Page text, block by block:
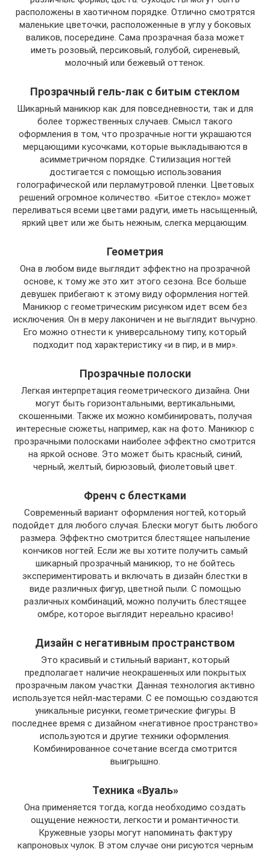
расположены в хаотичном порядке. Отлично смотрятся
маленькие цветочки, расположенные в углу у боковых
валиков, посередине. Сама прозрачная база может
иметь розовый, персиковый, голубой, сиреневый,
молочный или бежевый оттенок.
Прозрачный гель-лак с битым стеклом
Шикарный маникюр как для повседневности, так и для
более торжественных случаев. Смысл такого
оформления в том, что прозрачные ногти украшаются
мерцающими кусочками, которые выкладываются в
асимметричном порядке. Стилизация ногтей
достигается с помощью использования
голографической или перламутровой пленки. Цветовых
решений огромное количество. «Битое стекло» может
переливаться всеми цветами радуги, иметь насыщенный,
яркий цвет или же быть нежным, слегка мерцающим.
Геометрия
Она в любом виде выглядит эффектно на прозрачной
основе, к тому же это хит этого сезона. Все больше
девушек прибегают к этому виду оформления ногтей.
Маникюр с геометрическим рисунком идет всем без
исключения. Он в меру лаконичен и не выглядит вычурно.
Его можно отнести к универсальному типу, который
подходит под характеристику «и в пир, и в мир».
Прозрачные полоски
Легкая интерпретация геометрического дизайна. Они
могут быть горизонтальными, вертикальными,
скошенными. Также их можно комбинировать, получая
интересные сюжеты, например, как на фото. Маникюр с
прозрачными полосками наиболее эффектно смотрится
на яркой основе. Это может быть красный, синий,
черный, желтый, бирюзовый, фиолетовый цвет.
Френч с блестками
Современный вариант оформления ногтей, который
подойдет для любого случая. Блески могут быть любого
размера. Эффектно смотрится блестящее напыление
кончиков ногтей. Если же вы хотите получить самый
шикарный прозрачный маникюр, то не бойтесь
экспериментировать и включать в дизайн блестки в
виде различных фигур, цветной пыли. С помощью
различных комбинаций, можно получить блестящее
омбре, которое выглядит нереально красиво!
Дизайн с негативным пространством
Это красивый и стильный вариант, который
предполагает наличие неокрашенных или покрытых
прозрачным лаком участки. Данная технология активно
используется нейл-мастерами. С ее помощью создаются
уникальные рисунки, геометрические фигуры. В
последнее время с дизайном «негативное пространство»
используются и другие техники оформления.
Комбинированное сочетание всегда смотрится
выигрышно.
Техника «Вуаль»
Она применяется тогда, когда необходимо создать
ощущение нежности, легкости и романтичности.
Кружевные узоры могут напоминать фактуру
капроновых чулок. В этом случае они рисуются черным